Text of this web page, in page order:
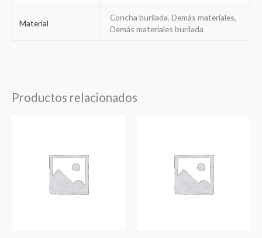
Material
Concha burilada, Demás materiales,
Demás materiales burilada
Productos relacionados
73,27€
hasta
82,62€
86,90€
hasta
98,40€